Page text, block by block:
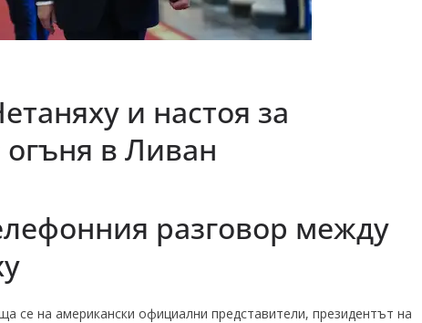
и настоя за
огъня в Ливан
разговор между
се на американски официални представители, президентът на